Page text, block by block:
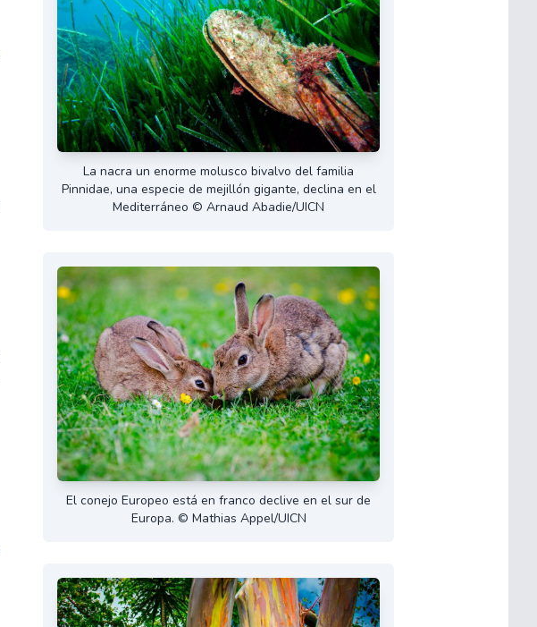
La nacra un enorme molusco bivalvo del familia
Pinnidae, una especie de mejillón gigante, declina en el
Mediterráneo © Arnaud Abadie/UICN
El conejo Europeo está en franco declive en el sur de
Europa. © Mathias Appel/UICN